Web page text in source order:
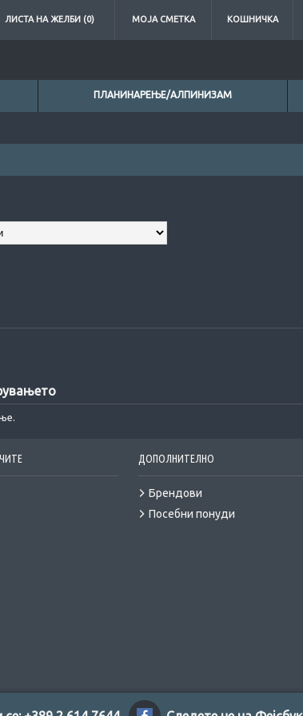
ЛИСТА НА ЖЕЛБИ (0) МОЈА СМЕТКА КОШНИЧКА
ПЛАНИНАРЕЊЕ/АЛПИНИЗАМ
ДОПОЛНИТЕЛНО
Брендови
Посебни понуди